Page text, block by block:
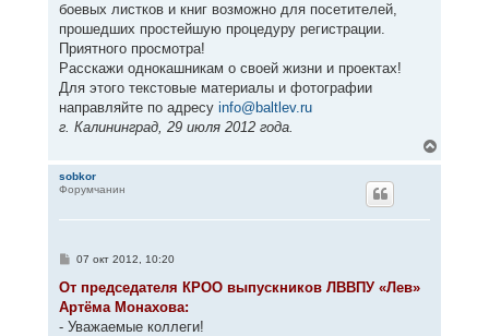
боевых листков и книг возможно для посетителей,
прошедших простейшую процедуру регистрации.
Приятного просмотра!
Расскажи однокашникам о своей жизни и проектах!
Для этого текстовые материалы и фотографии
направляйте по адресу info@baltlev.ru
г. Калининград, 29 июля 2012 года.
sobkor
Форумчанин
С
о
щ
е
07 окт 2012, 10:20
От председателя КРОО выпускников ЛВВПУ «Лев»
Артёма Монахова:
- Уважаемые коллеги!